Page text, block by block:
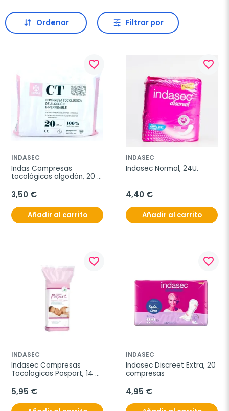
Ordenar Filtrar por
favorite_border
INDASEC
Indas Compresas
tocológicas algodón, 20
3,50 €
Añadir al carrito
favorite_border
INDASEC
Indasec Normal, 24U.
4,40 €
Añadir al carrito
favorite_border
INDASEC
Indasec Compresas
Tocologicas Pospart, 14
5,95 €
favorite_border
INDASEC
Indasec Discreet Extra, 20
compresas
4,95 €